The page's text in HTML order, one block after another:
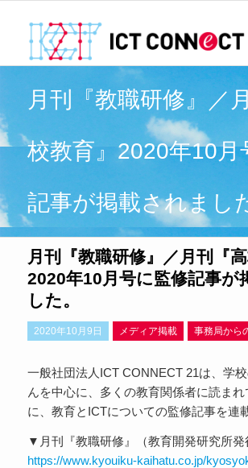
月刊『教職研修』／
校教育』2020年10月
記事が掲載されまし
月刊『教職研修』／月刊『高
2020年10月号に監修記事が
した。
2020年10月9日 メディア掲載 事務局から
一般社団法人ICT CONNECT 21は、学
んを中心に、多くの教育関係者に読ま
に、教育とICTについての監修記事を連
▼月刊『教職研修』（教育開発研究所発
https://www.kyouiku-kaihatu.co.jp/